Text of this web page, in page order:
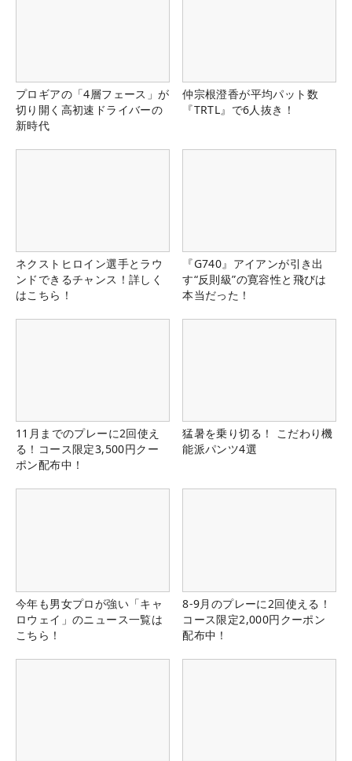
プロギアの「4層フェース」が
切り開く高初速ドライバーの
新時代
仲宗根澄香が平均パット数
『TRTL』で6人抜き！
ネクストヒロイン選手とラウ
ンドできるチャンス！詳しく
はこちら！
『G740』アイアンが引き出
す“反則級”の寛容性と飛びは
本当だった！
11月までのプレーに2回使え
る！コース限定3,500円クー
ポン配布中！
猛暑を乗り切る！ こだわり機
能派パンツ4選
今年も男女プロが強い「キャ
ロウェイ」のニュース一覧は
こちら！
8-9月のプレーに2回使える！
コース限定2,000円クーポン
配布中！